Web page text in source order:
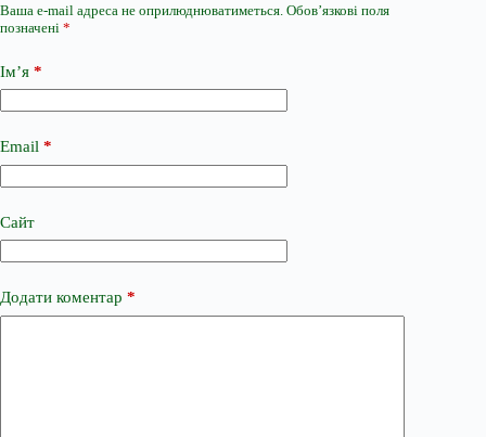
Ваша e-mail адреса не оприлюднюватиметься. Обов’язкові поля
позначені *
Ім’я *
Email *
Сайт
Додати коментар *